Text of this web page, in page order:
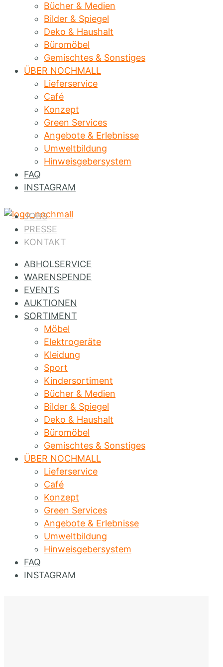
Bücher & Medien
Bilder & Spiegel
Deko & Haushalt
Büromöbel
Gemischtes & Sonstiges
ÜBER NOCHMALL
Lieferservice
Café
Konzept
Green Services
Angebote & Erlebnisse
Umweltbildung
Hinweisgebersystem
FAQ
INSTAGRAM
JOBS
PRESSE
KONTAKT
ABHOLSERVICE
WARENSPENDE
EVENTS
AUKTIONEN
SORTIMENT
Möbel
Elektrogeräte
Kleidung
Sport
Kindersortiment
Bücher & Medien
Bilder & Spiegel
Deko & Haushalt
Büromöbel
Gemischtes & Sonstiges
ÜBER NOCHMALL
Lieferservice
Café
Konzept
Green Services
Angebote & Erlebnisse
Umweltbildung
Hinweisgebersystem
FAQ
INSTAGRAM